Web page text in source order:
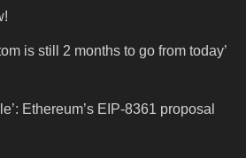
is still 2 months to go from today’
Ethereum’s EIP-8361 proposal